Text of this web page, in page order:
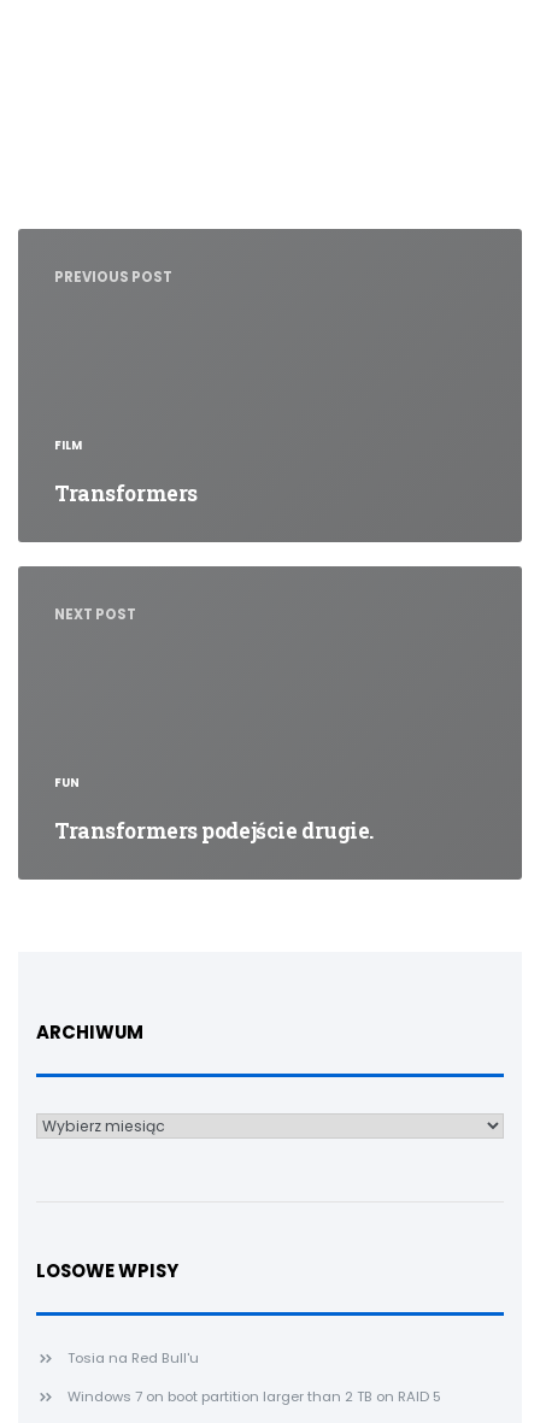
Nawigacja
PREVIOUS POST
FILM
Transformers
NEXT POST
FUN
Transformers podejście drugie.
ARCHIWUM
Archiwum
LOSOWE WPISY
Tosia na Red Bull'u
Windows 7 on boot partition larger than 2 TB on RAID 5